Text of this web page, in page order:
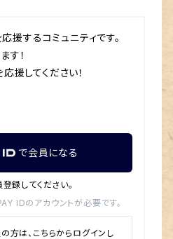
するコミュニティです。
す！
援してください！
で会員になる
録してください。
IDのアカウントが必要です。
方は、こちらからログインし